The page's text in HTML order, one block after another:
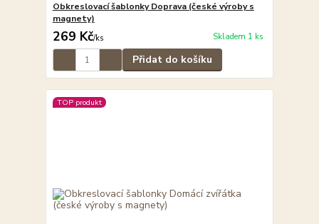
Obkreslovací šablonky Doprava (české výroby s
magnety)
269 Kč/ks Skladem 1 ks
Přidat do košíku
TOP produkt